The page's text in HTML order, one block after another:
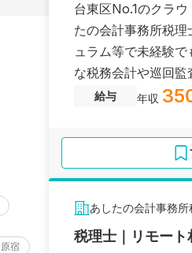
原宿
台東区No.1のクラ
たの会計事務所税
ュラム等で未経験
な税務会計や巡回監
給与 年収
あしたの会計事務所
税理士｜リモー